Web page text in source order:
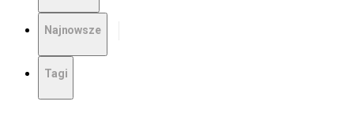
Najnowsze
Tagi